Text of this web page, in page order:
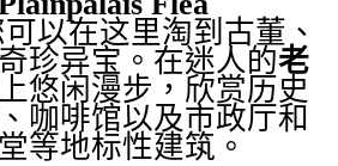
以在这里淘到古董、
珍异宝。在迷人的老
悠闲漫步，欣赏历史
咖啡馆以及市政厅和
等地标性建筑。